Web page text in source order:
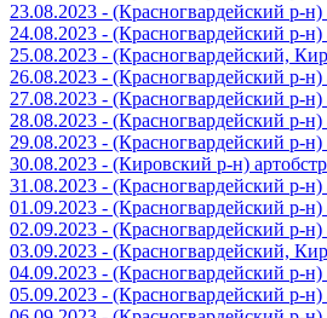
23.08.2023 - (Красногвардейский р-
24.08.2023 - (Красногвардейский р-
25.08.2023 - (Красногвардейский,
26.08.2023 - (Красногвардейский р-
27.08.2023 - (Красногвардейский р-
28.08.2023 - (Красногвардейский р-
29.08.2023 - (Красногвардейский р-
30.08.2023 - (Кировский р-н)
31.08.2023 - (Красногвардейский р-
01.09.2023 - (Красногвардейский р-
02.09.2023 - (Красногвардейский р-
03.09.2023 - (Красногвардейский,
04.09.2023 - (Красногвардейский р-
05.09.2023 - (Красногвардейский р-